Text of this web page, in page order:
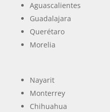
Aguascalientes
Guadalajara
Querétaro
Morelia
Nayarit
Monterrey
Chihuahua